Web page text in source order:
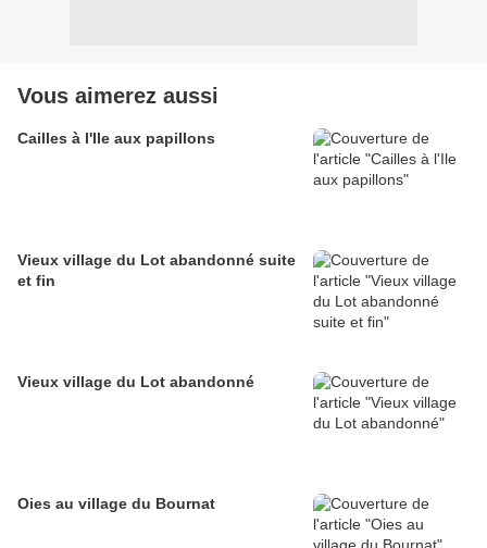
Vous aimerez aussi
Cailles à l'Ile aux papillons
Vieux village du Lot abandonné suite
et fin
Vieux village du Lot abandonné
Oies au village du Bournat